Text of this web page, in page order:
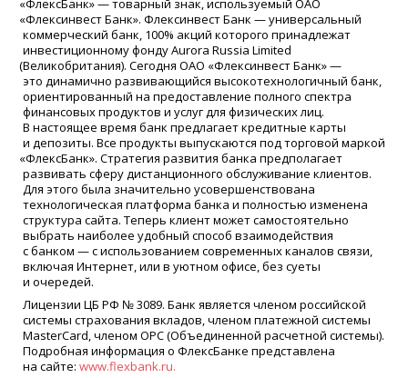
«ФлексБанк» — товарный знак, используемый ОАО
«Флексинвест Банк». Флексинвест Банк — универсальный
коммерческий банк, 100% акций которого принадлежат
инвестиционному фонду Aurora Russia Limited
(Великобритания). Сегодня ОАО «Флексинвест Банк» —
это динамично развивающийся высокотехнологичный банк,
ориентированный на предоставление полного спектра
финансовых продуктов и услуг для физических лиц.
В настоящее время банк предлагает кредитные карты
и депозиты. Все продукты выпускаются под торговой маркой
«ФлексБанк». Стратегия развития банка предполагает
развивать сферу дистанционного обслуживание клиентов.
Для этого была значительно усовершенствована
технологическая платформа банка и полностью изменена
структура сайта. Теперь клиент может самостоятельно
выбрать наиболее удобный способ взаимодействия
с банком — с использованием современных каналов связи,
включая Интернет, или в уютном офисе, без суеты
и очередей.
Лицензии ЦБ РФ № 3089. Банк является членом российской
системы страхования вкладов, членом платежной системы
MasterCard, членом ОРС(Объединенной расчетной системы).
Подробная информация о ФлексБанке представлена
на сайте: www.flexbank.ru.